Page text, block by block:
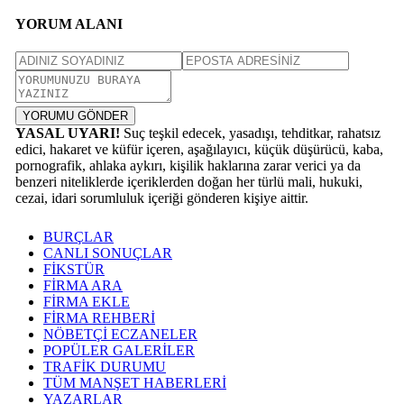
YORUM ALANI
YORUMU GÖNDER
YASAL UYARI! Suç teşkil edecek, yasadışı, tehditkar, rahatsız
edici, hakaret ve küfür içeren, aşağılayıcı, küçük düşürücü, kaba,
pornografik, ahlaka aykırı, kişilik haklarına zarar verici ya da
benzeri niteliklerde içeriklerden doğan her türlü mali, hukuki,
cezai, idari sorumluluk içeriği gönderen kişiye aittir.
BURÇLAR
CANLI SONUÇLAR
FİKSTÜR
FİRMA ARA
FİRMA EKLE
FİRMA REHBERİ
NÖBETÇİ ECZANELER
POPÜLER GALERİLER
TRAFİK DURUMU
TÜM MANŞET HABERLERİ
YAZARLAR